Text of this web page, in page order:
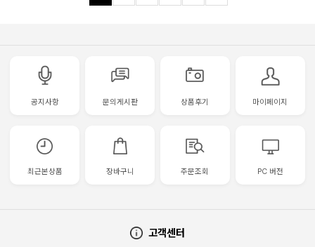
공지사항 문의게시판 상품후기 마이페이지
최근본상품 장바구니 주문조회 PC 버전
고객센터